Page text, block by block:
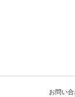
お問い